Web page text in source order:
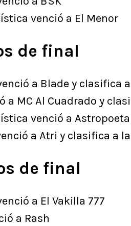
venció a El Menor
de final
a Blade y clasifica
a MC Al Cuadrado y
venció a
a Atri y clasifica a
de final
a El Vakilla 777
a Rash